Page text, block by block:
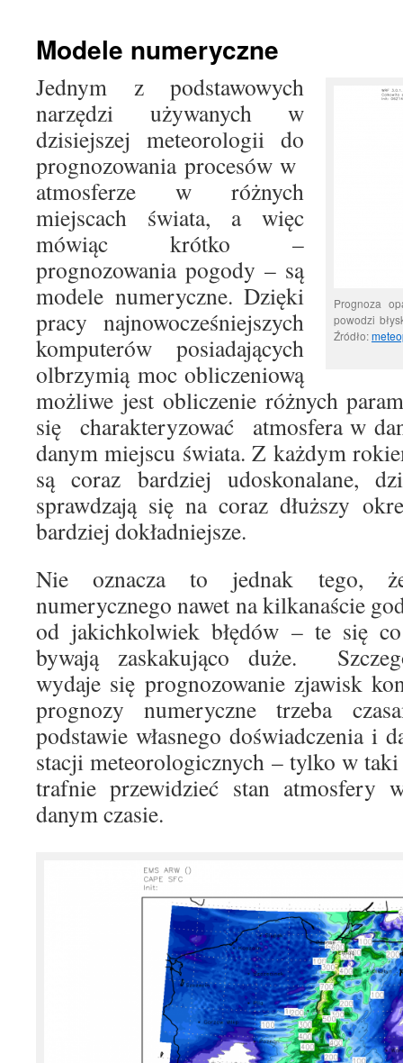
Modele numeryczne
Prognoza
powodzi
Źródło:
Jednym z podstawowych
narzędzi używanych w
dzisiejszej meteorologii do
prognozowania procesów w
atmosferze w różnych
miejscach świata, a więc
mówiąc krótko –
prognozowania pogody – są
modele numeryczne. Dzięki
pracy najnowocześniejszych
komputerów posiadających
olbrzymią moc obliczeniową
możliwe jest obliczenie różnych
się charakteryzować atmosfera w
danym miejscu świata. Z każdym
są coraz bardziej udoskonalane,
sprawdzają się na coraz dłuższy
bardziej dokładniejsze.
Nie oznacza to jednak tego,
numerycznego nawet na kilkanaście
od jakichkolwiek błędów – te się
bywają zaskakująco duże.
wydaje się prognozowanie zjawisk
prognozy numeryczne trzeba
podstawie własnego doświadczenia i
stacji meteorologicznych – tylko w
trafnie przewidzieć stan
danym czasie.